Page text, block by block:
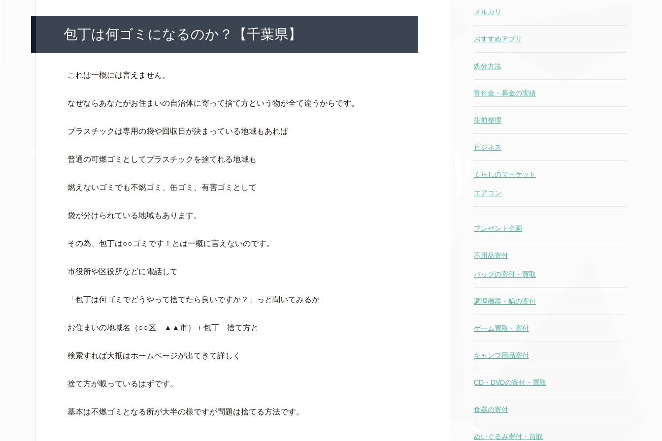
包丁は何ゴミになるのか？【千葉県】
これは一概には言えません。
なぜならあなたがお住まいの自治体に寄って捨て方という物が全て違うからです。
プラスチックは専用の袋や回収日が決まっている地域もあれば
普通の可燃ゴミとしてプラスチックを捨てれる地域も
燃えないゴミでも不燃ゴミ、缶ゴミ、有害ゴミとして
袋が分けられている地域もあります。
その為、包丁は○○ゴミです！とは一概に言えないのです。
市役所や区役所などに電話して
「包丁は何ゴミでどうやって捨てたら良いですか？」っと聞いてみるか
お住まいの地域名（○○区 ▲▲市）＋包丁 捨て方と
検索すれば大抵はホームページが出てきて詳しく
捨て方が載っているはずです。
基本は不燃ゴミとなる所が大半の様ですが問題は捨てる方法です。
メルカリ
おすすめアプリ
処分方法
寄付金・募金の実績
生前整理
ビジネス
くらしのマーケット
エアコン
プレゼント企画
不用品寄付
バッグの寄付・買取
調理機器・鍋の寄付
ゲーム買取・寄付
キャンプ用品寄付
CD・DVDの寄付・買取
食器の寄付
ぬいぐるみ寄付・買取